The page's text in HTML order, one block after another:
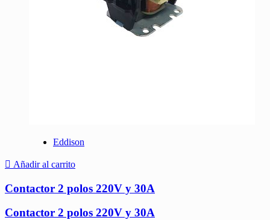
Eddison
Añadir al carrito
Contactor 2 polos 220V y 30A
Contactor 2 polos 220V y 30A